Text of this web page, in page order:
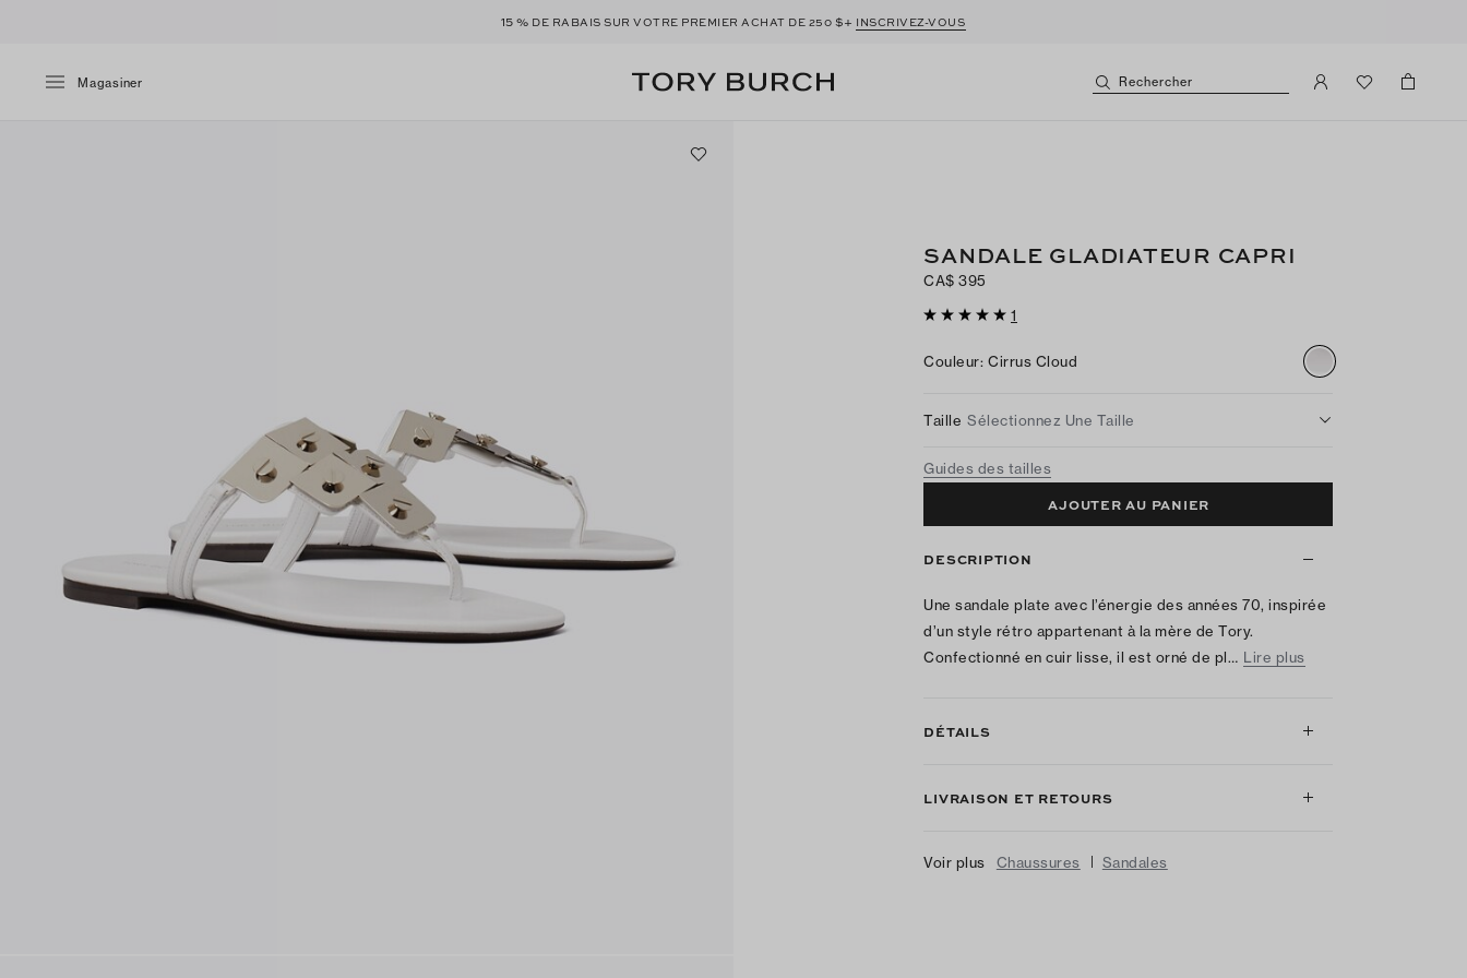
15 % DE RABAIS SUR VOTRE PREMIER ACHAT DE 250 $+ INSCRIVEZ-VOUS
Magasiner Rechercher
SANDALE GLADIATEUR CAPRI
CA$ 395
1
Couleur: Cirrus Cloud
Taille Sélectionnez Une Taille
Guides des tailles
AJOUTER AU PANIER
DESCRIPTION
Une sandale plate avec l’énergie des années 70, inspirée
d’un style rétro appartenant à la mère de Tory.
Confectionné en cuir lisse, il est orné de pl… Lire plus
DÉTAILS
LIVRAISON ET RETOURS
Voir plus Chaussures | Sandales